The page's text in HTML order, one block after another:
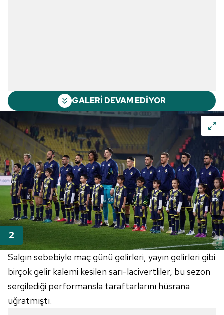
GALERİ DEVAM EDİYOR
Salgın sebebiyle maç günü gelirleri, yayın gelirleri gibi
birçok gelir kalemi kesilen sarı-lacivertliler, bu sezon
sergilediği performansla taraftarlarını hüsrana
uğratmıştı.